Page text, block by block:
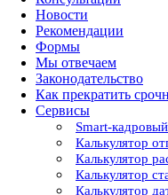
Новости
Рекомендации
Формы
Мы отвечаем
Законодательство
Как прекратить
Сервисы
Smart-
Калькулятор
Калькулятор
Калькулятор
Калькулятор